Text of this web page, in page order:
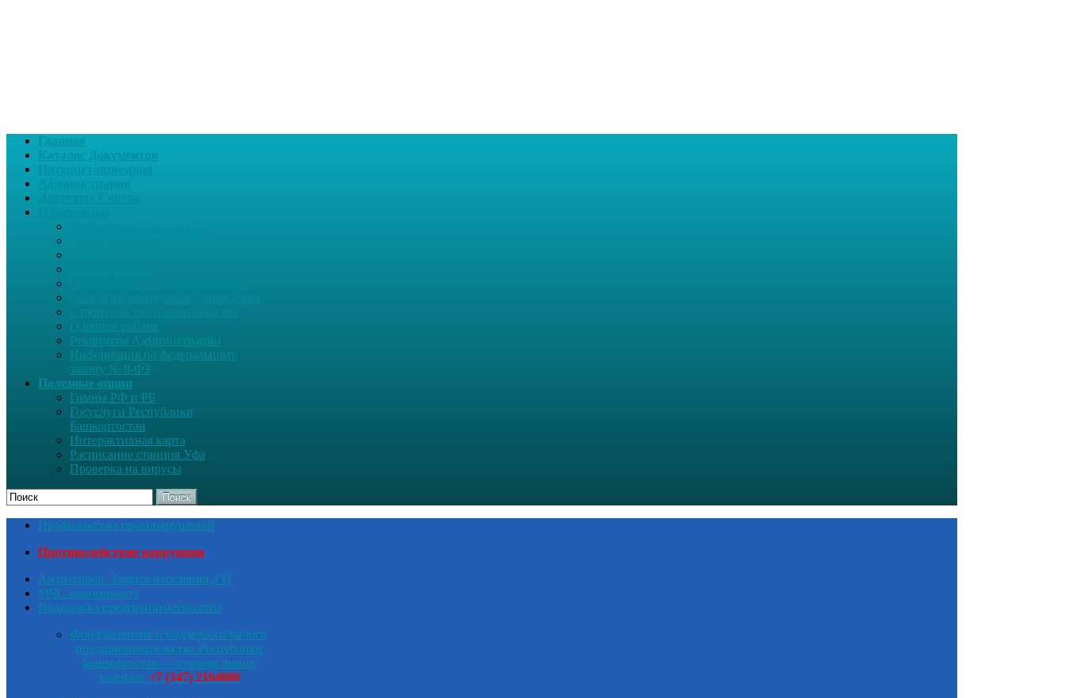
Главная
Каталог Документов
О нашем районе
Реквизиты Администрации
Информация по федеральному
закону № 8-ФЗ
Полезные опции
Гимны РФ и РБ
Госуслуги Республики
Башкортостан
Интерактивная карта
Расписание станция Уфа
Проверка на вирусы
Поиск
Профилактика правонарушений
Противодействие коррупции
Антитеррор, Защита населения, ГО
МЧС напоминает!
Поддержка предпринимательства
Фонд развития и поддержки малого
предпринимательства Республики
Башкортостан — горячая линия
телефон: +7 (347) 2164080